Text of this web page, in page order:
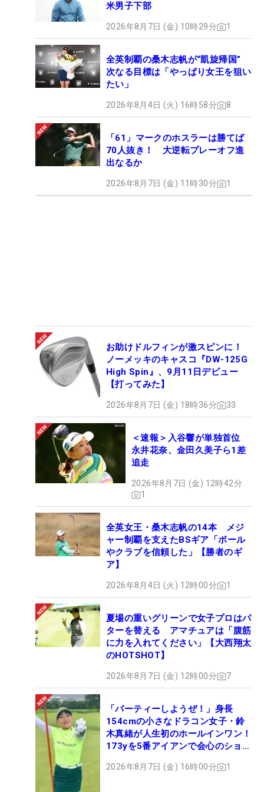
米男子下部
2026年8月7日 (金) 10時29分 1
全英制覇の桑木志帆が“凱旋帰国”
次なる目標は「やっぱり女王を狙い
たい」
2026年8月4日 (火) 16時58分 8
「61」マークのホスラーは勝てば
70人抜き！ 大逆転プレーオフ進
出なるか
2026年8月7日 (金) 11時30分 1
お助けドルフィンが激スピンに！
ノーメッキのキャスコ『DW-125G
High Spin』、9月11日デビュー
【打ってみた】
2026年8月7日 (金) 18時36分 33
＜速報＞入谷響が単独首位
永井花奈、金田久美子ら1差
追走
2026年8月7日 (金) 12時42分
1
全英女王・桑木志帆の14本 メジ
ャー制覇を支えたBSギア「ボール
やクラブを信頼した」【勝者のギ
ア】
2026年8月4日 (火) 12時00分 1
夏場の重いグリーンで女子プロはパ
ターを替える アマチュアは「腹筋
に力を入れてください」【大西翔太
のHOTSHOT】
2026年8月7日 (金) 12時00分 7
「パーティーしようぜ！」身長
154cmの小さなドラコン女子・鈴
木真緒が人生初のホールインワン！
173yを5番アイアンで会心のショッ
2026年8月7日 (金) 16時00分 1